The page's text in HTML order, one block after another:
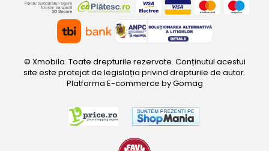
© Xmobila. Toate drepturile rezervate. Conținutul acestui
site este protejat de legislația privind drepturile de autor.
Platforma E-commerce by Gomag